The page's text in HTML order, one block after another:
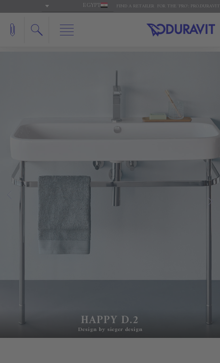
FOR THE 'PRO': PRO.DURAVIT
FIND A RETAILER
EGYPT
HAPPY D.2
Design by sieger design